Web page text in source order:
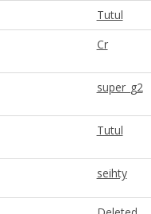
Tutul
Cr
super_g2
Tutul
seihty